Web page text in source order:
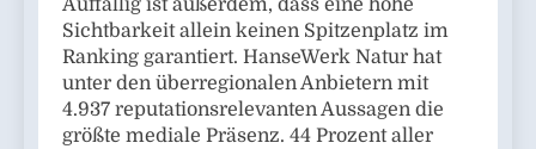
Sichtbarkeit allein keinen Spitzenplatz im
Ranking garantiert. HanseWerk Natur hat
unter den überregionalen Anbietern mit
4.937 reputationsrelevanten Aussagen die
größte mediale Präsenz. 44 Prozent aller